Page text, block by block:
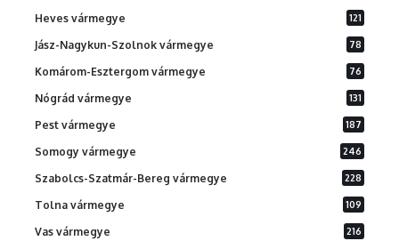
Heves vármegye 121
Jász-Nagykun-Szolnok vármegye 78
Komárom-Esztergom vármegye 76
Nógrád vármegye 131
Pest vármegye 187
Somogy vármegye 246
Szabolcs-Szatmár-Bereg vármegye 228
Tolna vármegye 109
Vas vármegye 216